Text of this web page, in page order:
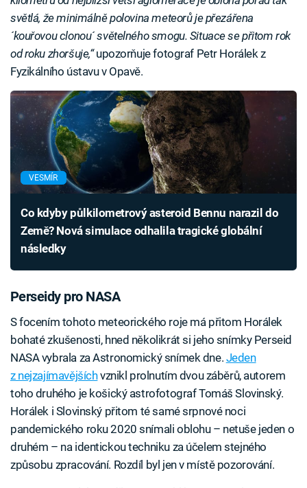
světlá, že minimálně polovina meteorů je přezářena
´kouřovou clonou´ světelného smogu. Situace se přitom rok
od roku zhoršuje,“upozorňuje fotograf Petr Horálek z
Fyzikálního ústavu v Opavě.
VESMÍR
Co kdyby půlkilometrový asteroid Bennu narazil do
Země? Nová simulace odhalila tragické globální
následky
Perseidy pro NASA
S focením tohoto meteorického roje má přitom Horálek
bohaté zkušenosti, hned několikrát si jeho snímky Perseid
NASA vybrala za Astronomický snímek dne. Jeden
z nejzajímavějšíchvznikl prolnutím dvou záběrů, autorem
toho druhého je košický astrofotograf Tomáš Slovinský.
Horálek i Slovinský přitom té samé srpnové noci
pandemického roku 2020 snímali oblohu – netuše jeden o
druhém – na identickou techniku za účelem stejného
způsobu zpracování. Rozdíl byl jen v místě pozorování.